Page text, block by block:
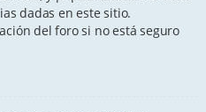
dadas en este sitio.
del foro si no está seguro